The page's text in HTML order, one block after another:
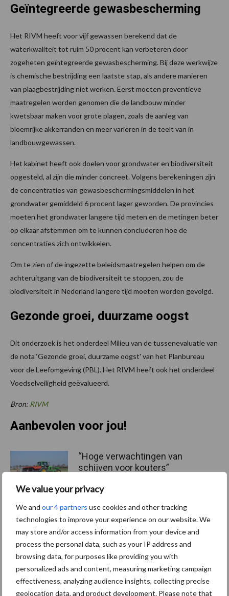
We value your privacy
We and our 4 partners use cookies and other tracking
technologies to improve your experience on our website. We
may store and/or access information from your device and
process the personal data, such as your IP address and
browsing data, for purposes like providing you with
personalized ads and content, measuring marketing campaign
effectiveness, analyzing audience insights, collecting precise
geolocation data, and product development. Please note that
Geïntegreerde gewasbescherming
Het RIVM heeft voor vijf gewassen berekend dat de
waterkwaliteit tot ruim 50 procent kan verbeteren door
zogeheten geïntegreerde gewasbescherming. Bij deze werkwijze
is chemische bestrijding een laatste stap, als andere manieren
van plaagbestrijding niet werken. Eerst moeten preventieve
maatregelen worden genomen die de landbouw minder
kwetsbaar maken voor grote plagen, zoals de aanleg van
bloemrijke akkerranden en meer variëren in de teelt van in
landbouwgewassen.
Het kabinet heeft ook doelen voor grondwater en biodiversiteit
opgesteld, al zijn die minder concreet. Volgens berekeningen zijn
de concentraties van gewasbeschermingsmiddelen in het
grondwater gemiddeld 6 procent lager geworden. De provincies
moeten het grondwater langere tijd meten en de metingen beter
op elkaar afstemmen om te kunnen concluderen hoe de
concentraties zich ontwikkelen.
Om te zien of de ingezette beleidsmaatregelen helpen om de
achteruitgang van de biodiversiteit te stoppen, zou de
biodiversiteit in Nederland langere tijd moeten worden gevolgd.
Gezonde groei, duurzame oogst
Dit onderzoek is het onderdeel Milieu van de tussenevaluatie van
de nota ‘Gezonde groei, duurzame oogst' van het Planbureau
voor de Leefomgeving (PBL). Het RIVM heeft ook het onderdeel
Voedselveiligheid geëvalueerd.
Bron: RIVM
Aanbevolen voor jou!
“Hoge verwachtingen van
schijven voor kouters”
Albourgh Tyres breidt uit
naar nieuwe
marktsegmenten
Caterpillar breidt gamma